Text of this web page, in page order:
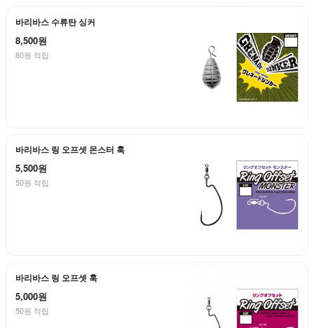
바리바스 수류탄 싱커
8,500원
80원 적립
바리바스 링 오프셋 몬스터 훅
5,500원
50원 적립
바리바스 링 오프셋 훅
5,000원
50원 적립